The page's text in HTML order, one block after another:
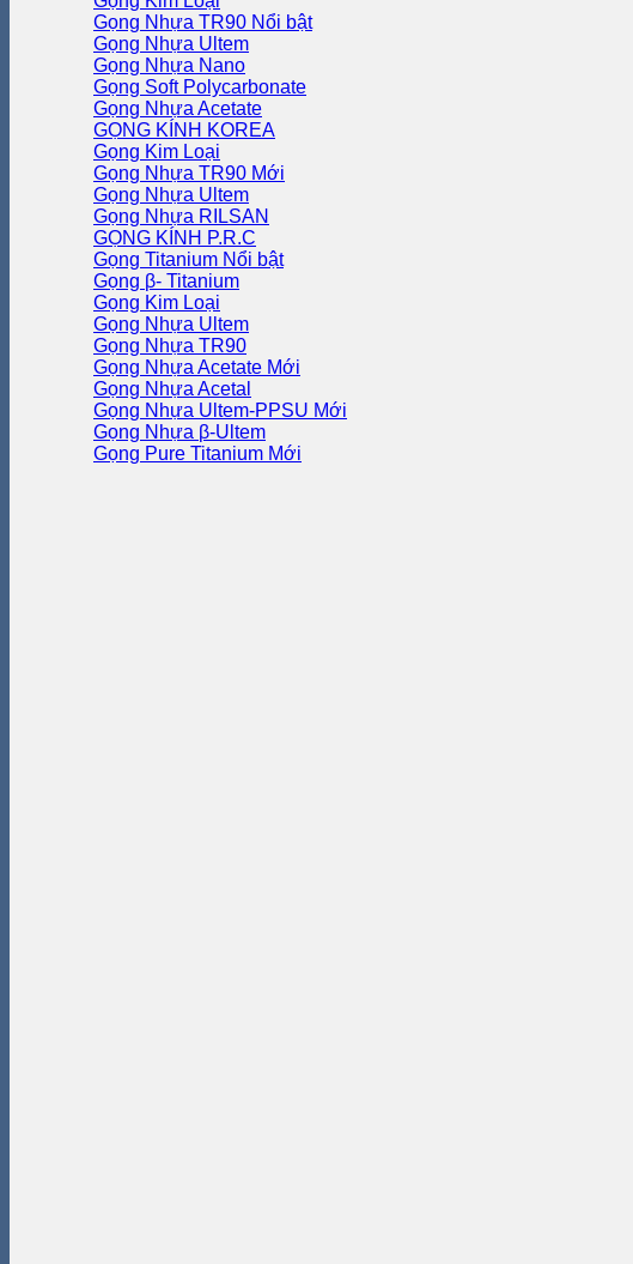
Gọng Nhựa TR90
Gọng Nhựa Ultem
Gọng Nhựa Nano
Gọng Soft Polycarbonate
Gọng Nhựa Acetate
GỌNG KÍNH KOREA
Gọng Kim Loại
Gọng Nhựa TR90
Gọng Nhựa Ultem
Gọng Nhựa RILSAN
GỌNG KÍNH P.R.C
Gọng Titanium
Gọng β- Titanium
Gọng Kim Loại
Gọng Nhựa Ultem
Gọng Nhựa TR90
Gọng Nhựa Acetate
Gọng Nhựa Acetal
Gọng Nhựa Ultem-PPSU
Gọng Nhựa β-Ultem
Gọng Pure Titanium